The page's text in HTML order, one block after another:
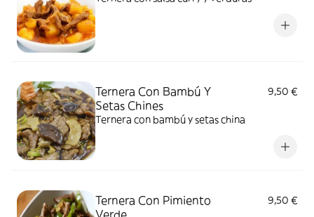
Ternera Con Bambú Y
Setas Chines
9,50 €
Ternera con bambú y setas china
Ternera Con Pimiento
Verde
9,50 €